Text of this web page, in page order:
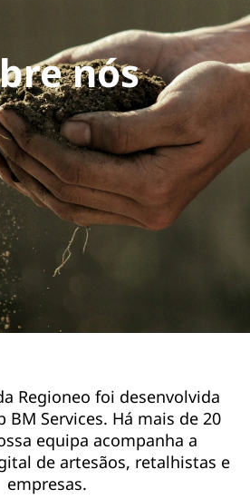
nós
Regioneo foi desenvolvida
BM Services. Há mais de 20
equipa acompanha a
de artesãos, retalhistas e
empresas.